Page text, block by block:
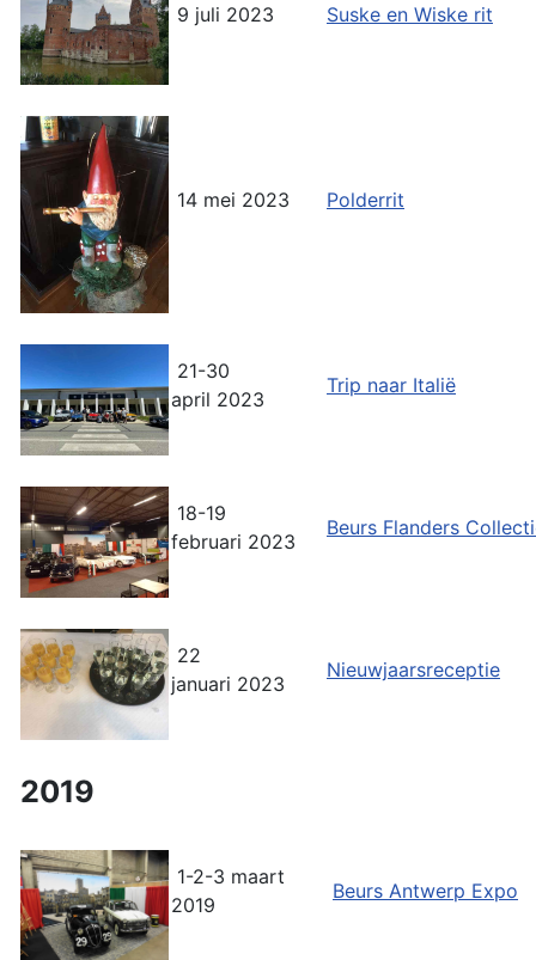
9 juli 2023 Suske en Wiske rit
14 mei 2023 Polderrit
21-30
april 2023
Trip naar Italië
18-19
februari 2023
Beurs Flanders
22
januari 2023
Nieuwjaarsreceptie
2019
1-2-3 maart
2019
Beurs Antwerp Expo